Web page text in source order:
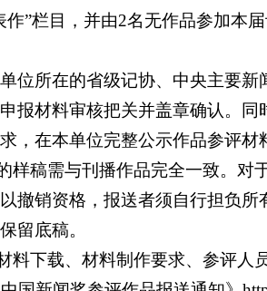
作”栏目，并由2名无作品参加本
位所在的省级记协、中央主要
报材料审核把关并盖章确认。同
，在本单位完整公示作品参评材
样稿需与刊播作品完全一致。对
撤销资格，报送者须自行担负所
留底稿。
料下载、材料制作要求、参评人